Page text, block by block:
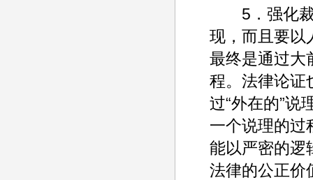
5．强化裁
现，而且要以
最终是通过大
程。法律论证
过“外在的”说
一个说理的过
能以严密的逻
法律的公正价